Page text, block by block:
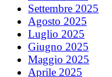
Settembre 2025
Agosto 2025
Luglio 2025
Giugno 2025
Maggio 2025
Aprile 2025